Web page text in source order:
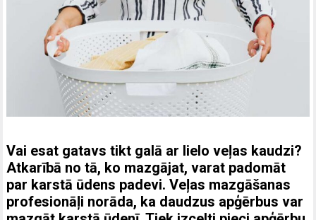
Vai esat gatavs tikt galā ar lielo veļas kaudzi?
Atkarībā no tā, ko mazgājat, varat padomāt
par karstā ūdens padevi. Veļas mazgāšanas
profesionāļi norāda, ka daudzus apģērbus var